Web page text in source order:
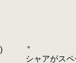
°
ノイドをま